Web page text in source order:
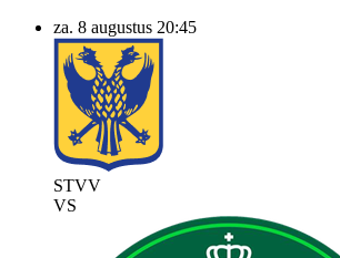
za. 8 augustus 20:45
STVV
VS